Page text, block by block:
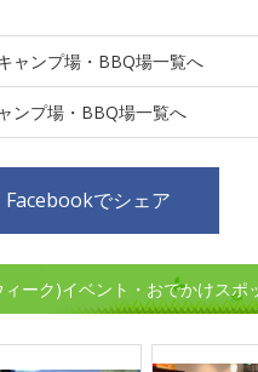
ャンプ場・BBQ場一覧へ
ンプ場・BBQ場一覧へ
Facebookでシェア
ーク)イベント・おでかけスポ